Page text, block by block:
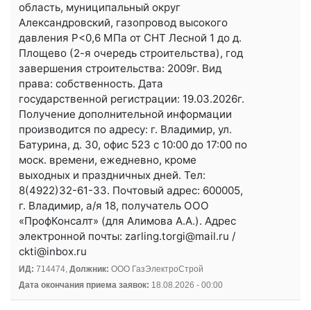
область, муниципальный округ
Александровский, газопровод высокого
давления Р<0,6 МПа от СНТ Лесной 1 до д.
Площево (2-я очередь строительства), год
завершения строительства: 2009г. Вид
права: собственность. Дата
государственной регистрации: 19.03.2026г.
Получение дополнительной информации
производится по адресу: г. Владимир, ул.
Батурина, д. 30, офис 523 с 10:00 до 17:00 по
моск. времени, ежедневно, кроме
выходных и праздничных дней. Тел:
8(4922)32-61-33. Почтовый адрес: 600005,
г. Владимир, а/я 18, получатель ООО
«ПрофКонсалт» (для Алимова А.А.). Адрес
электронной почты: zarling.torgi@mail.ru /
ckti@inbox.ru
ИД: 714474, Должник: ООО ГазЭлектроСтрой
Дата окончания приема заявок: 18.08.2026 - 00:00